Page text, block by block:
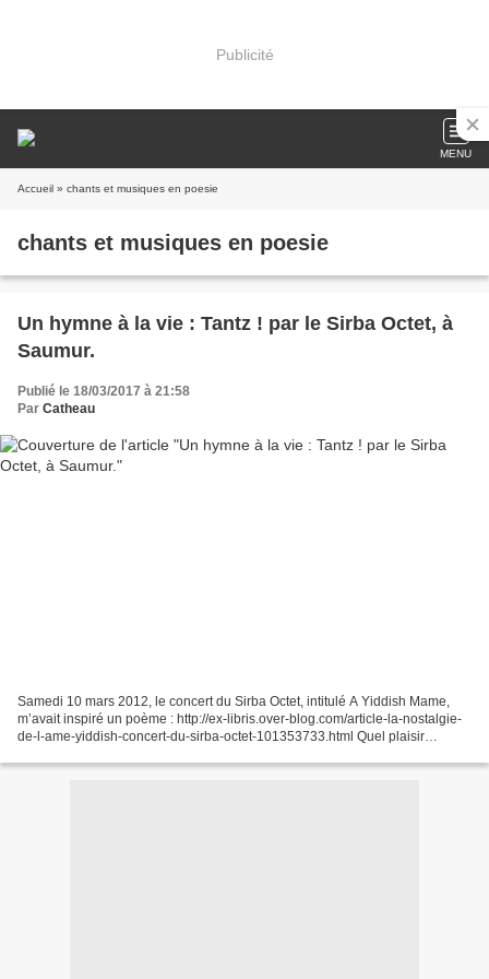
Publicité
MENU
Accueil » chants et musiques en poesie
chants et musiques en poesie
Un hymne à la vie : Tantz ! par le Sirba Octet, à
Saumur.
Publié le 18/03/2017 à 21:58
Par Catheau
Samedi 10 mars 2012, le concert du Sirba Octet, intitulé A Yiddish Mame,
m’avait inspiré un poème : http://ex-libris.over-blog.com/article-la-nostalgie-
de-l-ame-yiddish-concert-du-sirba-octet-101353733.html Quel plaisir